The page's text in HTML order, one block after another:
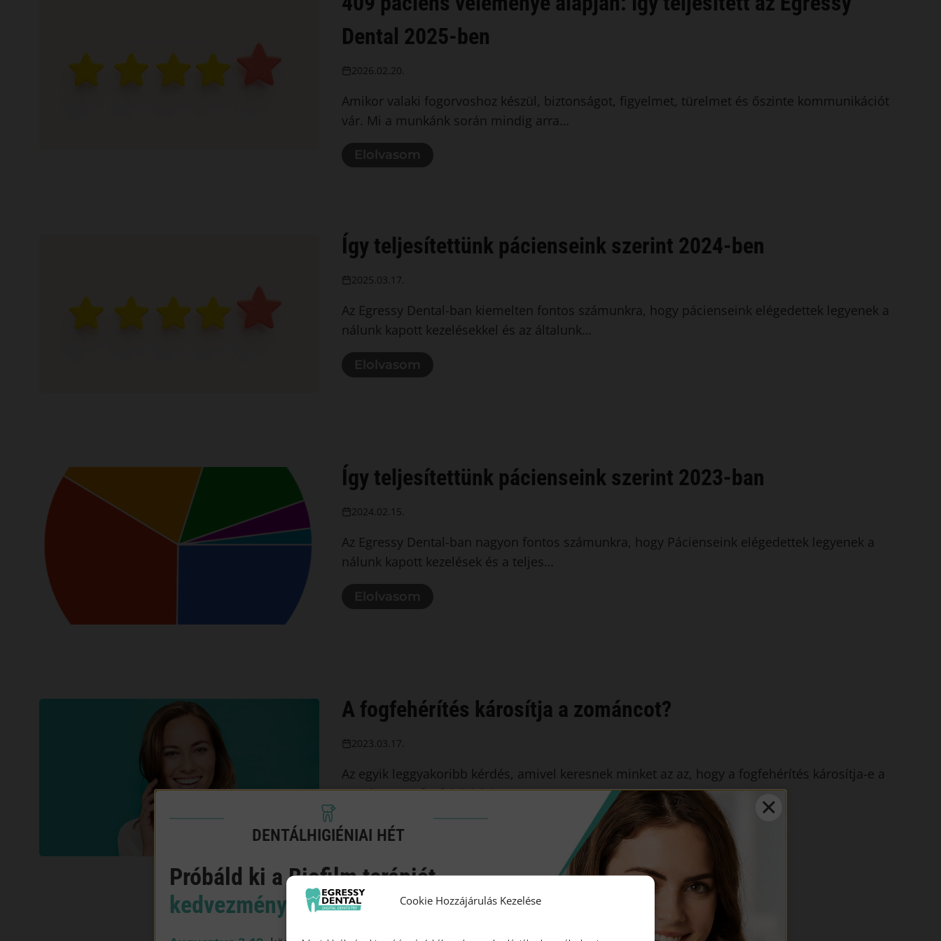
Cookie Hozzájárulás Kezelése
Dental 2025-ben
2026.02.20.
Amikor valaki fogorvoshoz készül, biztonságot, figyelmet, türelmet és őszinte kommunikációt
vár. Mi a munkánk során mindig arra…
Így teljesítettünk pácienseink szerint 2024-ben
2025.03.17.
Az Egressy Dental-ban kiemelten fontos számunkra, hogy pácienseink elégedettek legyenek a
nálunk kapott kezelésekkel és az általunk…
Így teljesítettünk pácienseink szerint 2023-ban
2024.02.15.
Az Egressy Dental-ban nagyon fontos számunkra, hogy Pácienseink elégedettek legyenek a
nálunk kapott kezelések és a teljes…
A fogfehérítés károsítja a zománcot?
2023.03.17.
Az egyik leggyakoribb kérdés, amivel keresnek minket az az, hogy a fogfehérítés károsítja-e a
zománcot? A fogfehérítési…
Elolvasom
DENTÁLHIGIÉNIAI HÉT
Próbáld ki a Biofilm terápiát
kedvezményes áron!